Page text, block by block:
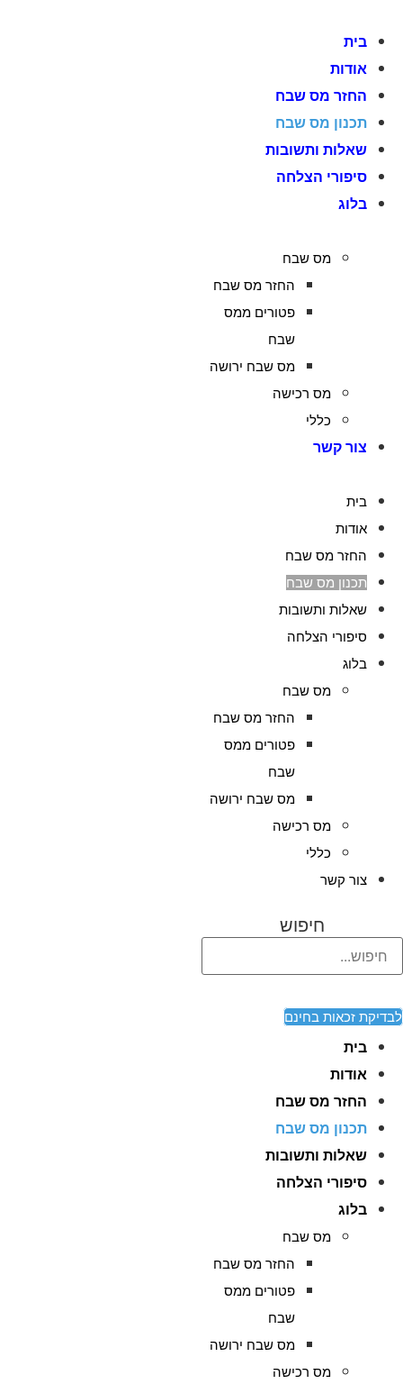
לתוכןבית
אודות
החזר מס שבח
תכנון מס שבח
שאלות ותשובות
סיפורי הצלחה
בלוג
מס שבח
החזר מס שבח
פטורים ממס
שבח
מס שבח ירושה
מס רכישה
כללי
צור קשר
בית
אודות
החזר מס שבח
תכנון מס שבח
שאלות ותשובות
סיפורי הצלחה
בלוג
מס שבח
החזר מס שבח
פטורים ממס
שבח
מס שבח ירושה
מס רכישה
כללי
צור קשר
חיפוש
לבדיקת זכאות בחינם
בית
אודות
החזר מס שבח
תכנון מס שבח
שאלות ותשובות
סיפורי הצלחה
בלוג
מס שבח
החזר מס שבח
פטורים ממס
שבח
מס שבח ירושה
מס רכישה